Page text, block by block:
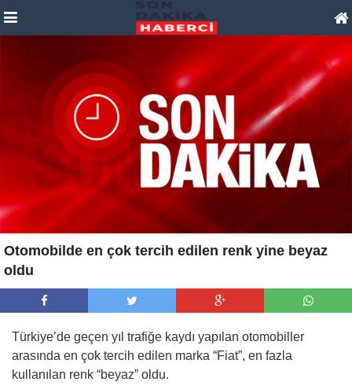
Otomobilde en çok tercih edilen renk yine beyaz
oldu
Türkiye’de geçen yıl trafiğe kaydı yapılan otomobiller
arasında en çok tercih edilen marka “Fiat”, en fazla
kullanılan renk “beyaz” oldu.